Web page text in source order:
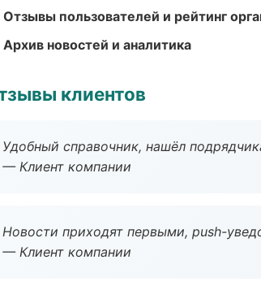
Отзывы пользователей и рейтинг
Архив новостей и аналитика
клиентов
Удобный справочник, нашёл
— Клиент компании
Новости приходят первыми, push-
— Клиент компании